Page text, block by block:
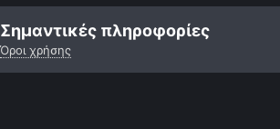
Αρχή Αστροφωτογραφίες Πλανήτες
Σημαντικές πληροφορίες
Όροι χρήσης
Forum